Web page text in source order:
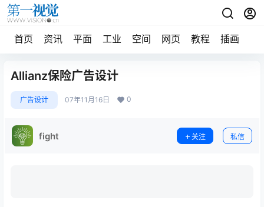
首页 资讯 平面 工业 空间 网页 教程 插画
Allianz保险广告设计
广告设计 07年11月16日 0
fight 关注 私信